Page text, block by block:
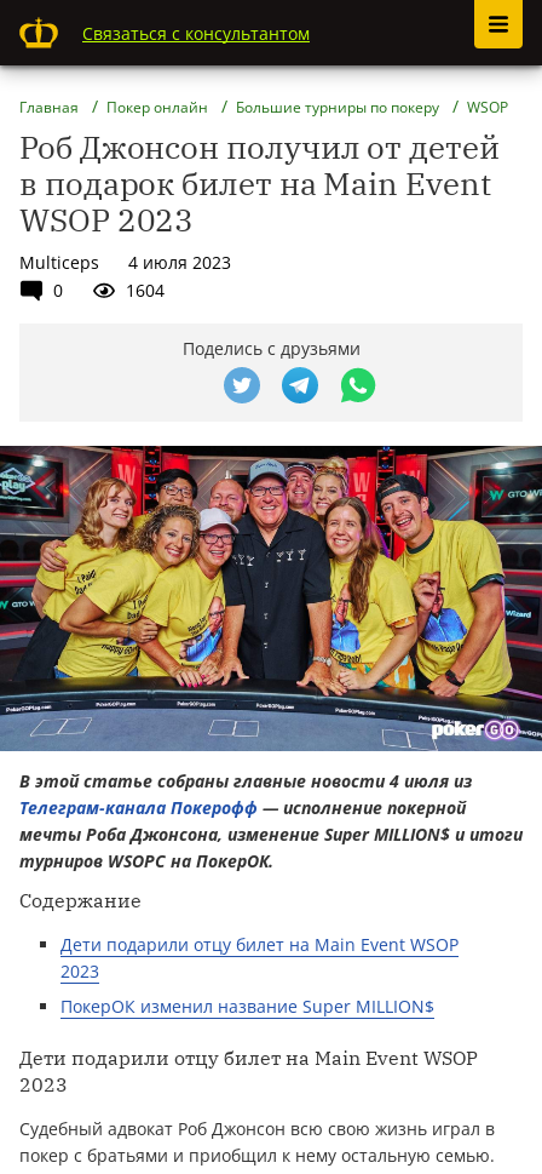
Связаться с консультантом
Главная Покер онлайн Большие турниры по покеру WSOP
Роб Джонсон получил от детей
в подарок билет на Main Event
WSOP 2023
Multiceps
4 июля 2023
0
1604
Поделись с друзьями
В этой статье собраны главные новости 4 июля из
Телеграм-канала Покерофф — исполнение покерной
мечты Роба Джонсона, изменение Super MILLION$ и итоги
турниров WSOPC на ПокерОК.
Содержание
Дети подарили отцу билет на Main Event WSOP
2023
ПокерОК изменил название Super MILLION$
Дети подарили отцу билет на Main Event WSOP
2023
Судебный адвокат Роб Джонсон всю свою жизнь играл в
покер с братьями и приобщил к нему остальную семью.